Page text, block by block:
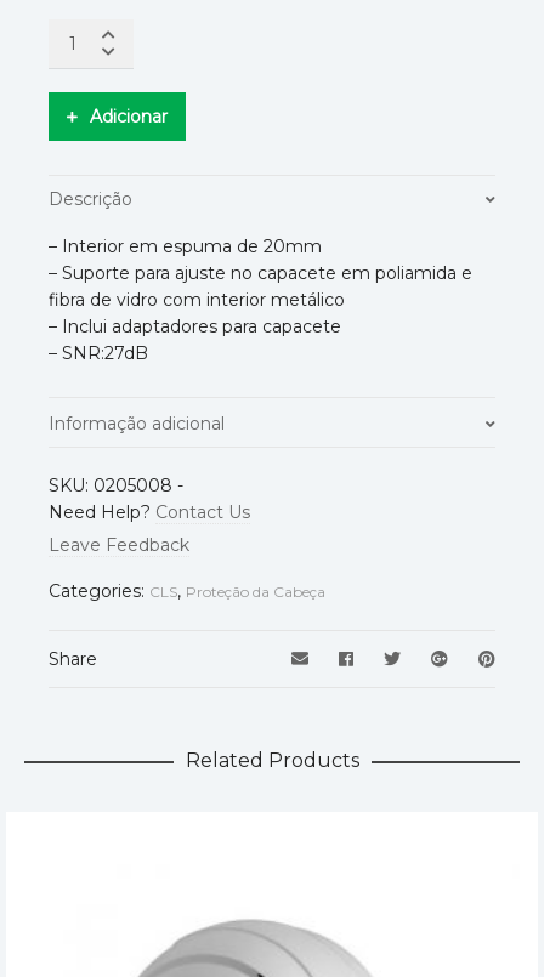
Adicionar
Descrição
– Interior em espuma de 20mm
– Suporte para ajuste no capacete em poliamida e
fibra de vidro com interior metálico
– Inclui adaptadores para capacete
– SNR:27dB
Informação adicional
Normas
SKU: 0205008 -
Need Help? Contact Us
Leave Feedback
Categories: CLS, Proteção da Cabeça
Share
Related Products